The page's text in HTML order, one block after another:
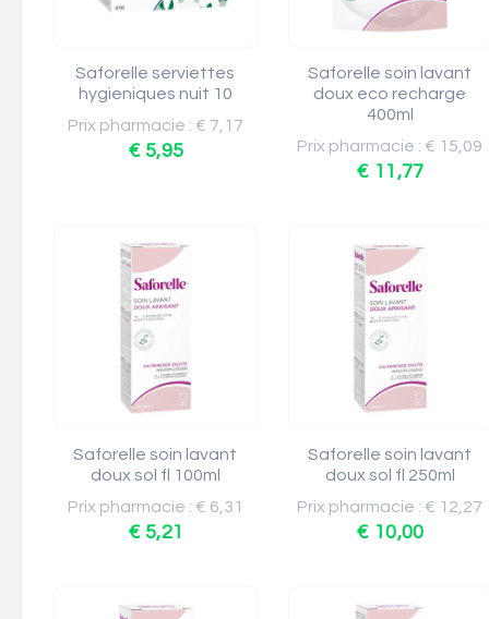
Saforelle serviettes
hygieniques nuit 10
Prix pharmacie : € 7,17
€ 5,95
Saforelle soin lavant
doux eco recharge
400ml
Prix pharmacie : € 15,09
€ 11,77
Saforelle soin lavant
doux sol fl 100ml
Prix pharmacie : € 6,31
€ 5,21
Saforelle soin lavant
doux sol fl 250ml
Prix pharmacie : € 12,27
€ 10,00